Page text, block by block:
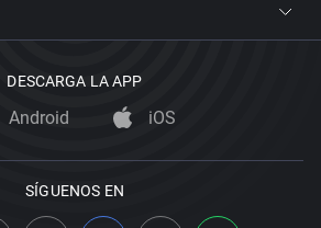
DESCARGA LA APP
Android iOS
SÍGUENOS EN